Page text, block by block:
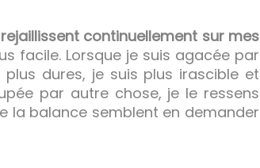
continuellement sur mes
facile. Lorsque je suis agacée par
dures, je suis plus irascible et
par autre chose, je le ressens
la balance semblent en demander